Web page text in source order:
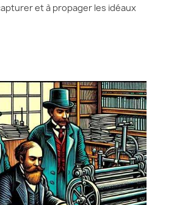
et à propager les idéaux